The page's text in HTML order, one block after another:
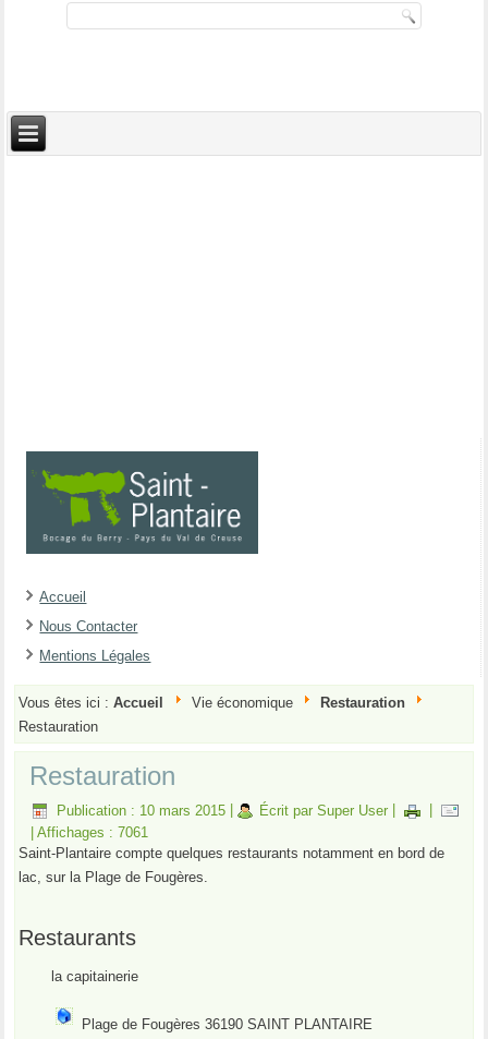
Accueil
Nous Contacter
Mentions Légales
Vous êtes ici :Accueil Vie économique
Restauration
Restauration
Restauration
Publication : 10 mars 2015 Écrit par Super User
|Affichages : 7061
Saint-Plantaire compte quelques restaurants notamment en bord de
lac, sur la Plage de Fougères.
Restaurants
la capitainerie
Plage de Fougères 36190 SAINT PLANTAIRE